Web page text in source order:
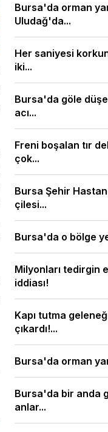
Bursa'da orman
Uludağ'da...
Her saniyesi
iki...
Bursa'da göle
acı...
Freni boşalan tır
çok...
Bursa Şehir
çilesi...
Bursa'da o bölge
Milyonları tedirgin
iddiası!
Kapı tutma
çıkardı!...
Bursa'da orman
Bursa'da bir anda
anlar...